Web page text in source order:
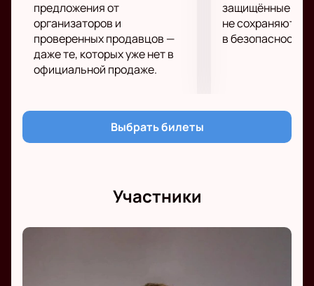
предложения от
организаторов и
проверенных продавцов —
даже те, которых уже нет в
официальной продаже.
защищённые
не сохраняются
в безопасности.
Выбрать билеты
Участники